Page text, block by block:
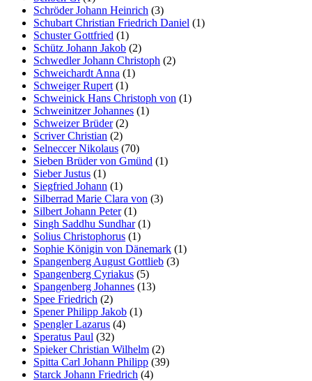
Schröder Johann Heinrich (3)
Schubart Christian Friedrich Daniel (1)
Schuster Gottfried (1)
Schütz Johann Jakob (2)
Schwedler Johann Christoph (2)
Schweichardt Anna (1)
Schweiger Rupert(1)
Schweinick Hans Christoph von (1)
Schweinitzer Johannes (1)
Schweizer Brüder(2)
Scriver Christian (2)
Selneccer Nikolaus (70)
Sieben Brüder von Gmünd (1)
Sieber Justus (1)
Siegfried Johann (1)
Silberrad Marie Clara von (3)
Silbert Johann Peter(1)
Singh Saddhu Sundhar(1)
Solius Christophorus (1)
Sophie Königin von Dänemark (1)
Spangenberg August Gottlieb (3)
Spangenberg Cyriakus (5)
Spangenberg Johannes (13)
Spee Friedrich (2)
Spener Philipp Jakob (1)
Spengler Lazarus (4)
Speratus Paul (32)
Spieker Christian Wilhelm (2)
Spitta Carl Johann Philipp (39)
Starck Johann Friedrich (4)